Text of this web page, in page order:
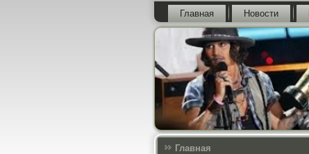
Главная Новости
Главная